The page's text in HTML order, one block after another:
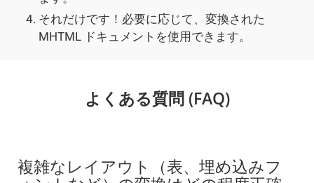
それだけです！必要に応じて、変換された
MHTML ドキュメントを使用できます。
よくある質問 (FAQ)
複雑なレイアウト（表、埋め込みフ